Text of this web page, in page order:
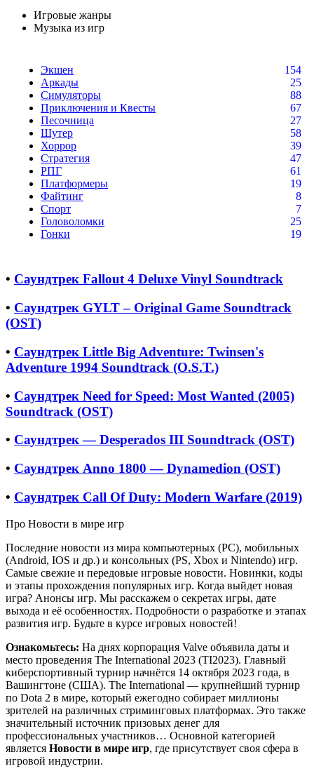
Игровые жанры
Музыка из игр
Экшен
154
Аркады
25
Симуляторы
88
Приключения и Квесты
67
Песочница
27
Шутер
58
Хоррор
39
Стратегия
47
РПГ
61
Платформеры
19
Файтинг
8
Спорт
7
Головоломки
25
Гонки
19
• Саундтрек Fallout 4 Deluxe Vinyl Soundtrack
• Саундтрек GYLT – Original Game Soundtrack
(OST)
• Саундтрек Little Big Adventure: Twinsen's
Adventure 1994 Soundtrack (O.S.T.)
• Саундтрек Need for Speed: Most Wanted (2005)
Soundtrack (OST)
• Саундтрек — Desperados III Soundtrack (OST)
• Саундтрек Anno 1800 — Dynamedion (OST)
• Саундтрек Call Of Duty: Modern Warfare (2019)
Про Новости в мире игр
Последние новости из мира компьютерных (PC), мобильных
(Android, IOS и др.) и консольных (PS, Xbox и Nintendo) игр.
Самые свежие и передовые игровые новости. Новинки, коды
и этапы прохождения популярных игр. Когда выйдет новая
игра? Анонсы игр. Мы расскажем о секретах игры, дате
выхода и её особенностях. Подробности о разработке и этапах
развития игр. Будьте в курсе игровых новостей!
Ознакомьтесь: На днях корпорация Valve объявила даты и
место проведения The International 2023 (TI2023). Главный
киберспортивный турнир начнётся 14 октября 2023 года, в
Вашингтоне (США). The International — крупнейший турнир
по Dota 2 в мире, который ежегодно собирает миллионы
зрителей на различных стриминговых платформах. Это также
значительный источник призовых денег для
профессиональных участников… Основной категорией
является Новости в мире игр, где присутствует своя сфера в
игровой индустрии.